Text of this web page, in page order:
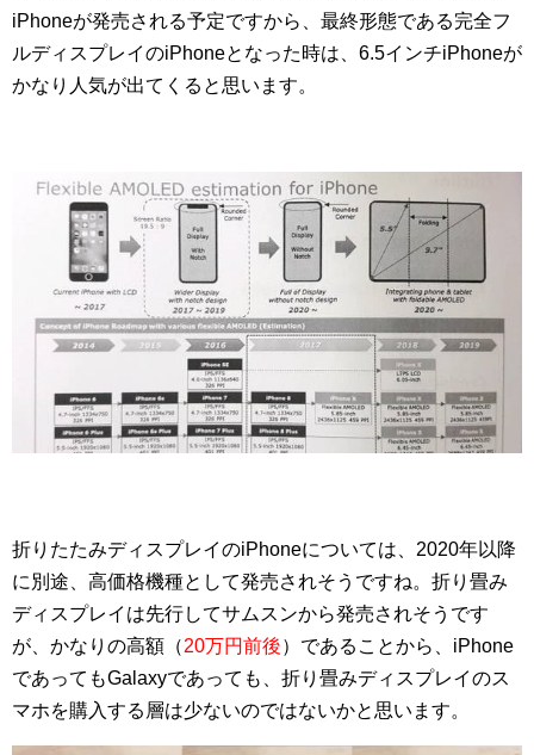
iPhoneが発売される予定ですから、最終形態である完全フ
ルディスプレイのiPhoneとなった時は、6.5インチiPhoneが
かなり人気が出てくると思います。
折りたたみディスプレイのiPhoneについては、2020年以降
に別途、高価格機種として発売されそうですね。折り畳み
ディスプレイは先行してサムスンから発売されそうです
が、かなりの高額（20万円前後）であることから、iPhone
であってもGalaxyであっても、折り畳みディスプレイのス
マホを購入する層は少ないのではないかと思います。